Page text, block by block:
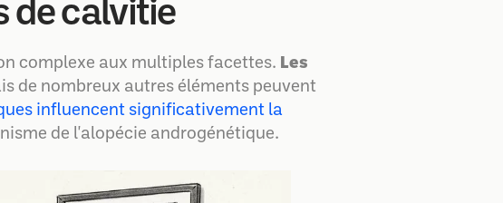
de calvitie
complexe aux multiples facettes. Les
de nombreux autres éléments peuvent
influencent significativement la
de l'alopécie androgénétique.